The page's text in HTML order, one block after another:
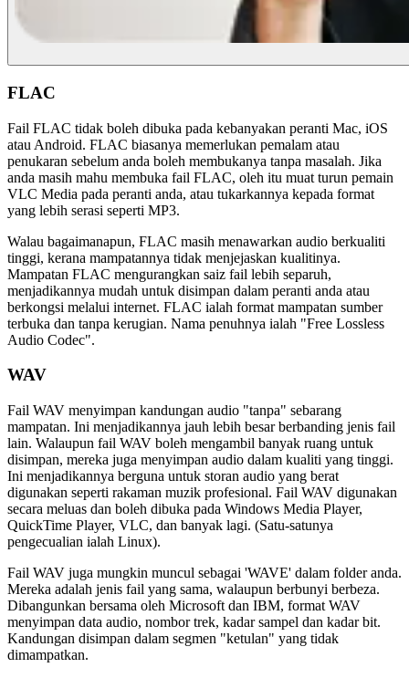
FLAC
Fail FLAC tidak boleh dibuka pada kebanyakan peranti Mac, iOS
atau Android. FLAC biasanya memerlukan pemalam atau
penukaran sebelum anda boleh membukanya tanpa masalah. Jika
anda masih mahu membuka fail FLAC, oleh itu muat turun pemain
VLC Media pada peranti anda, atau tukarkannya kepada format
yang lebih serasi seperti MP3.
Walau bagaimanapun, FLAC masih menawarkan audio berkualiti
tinggi, kerana mampatannya tidak menjejaskan kualitinya.
Mampatan FLAC mengurangkan saiz fail lebih separuh,
menjadikannya mudah untuk disimpan dalam peranti anda atau
berkongsi melalui internet. FLAC ialah format mampatan sumber
terbuka dan tanpa kerugian. Nama penuhnya ialah "Free Lossless
Audio Codec".
WAV
Fail WAV menyimpan kandungan audio "tanpa" sebarang
mampatan. Ini menjadikannya jauh lebih besar berbanding jenis fail
lain. Walaupun fail WAV boleh mengambil banyak ruang untuk
disimpan, mereka juga menyimpan audio dalam kualiti yang tinggi.
Ini menjadikannya berguna untuk storan audio yang berat
digunakan seperti rakaman muzik profesional. Fail WAV digunakan
secara meluas dan boleh dibuka pada Windows Media Player,
QuickTime Player, VLC, dan banyak lagi. (Satu-satunya
pengecualian ialah Linux).
Fail WAV juga mungkin muncul sebagai 'WAVE' dalam folder anda.
Mereka adalah jenis fail yang sama, walaupun berbunyi berbeza.
Dibangunkan bersama oleh Microsoft dan IBM, format WAV
menyimpan data audio, nombor trek, kadar sampel dan kadar bit.
Kandungan disimpan dalam segmen "ketulan" yang tidak
dimampatkan.